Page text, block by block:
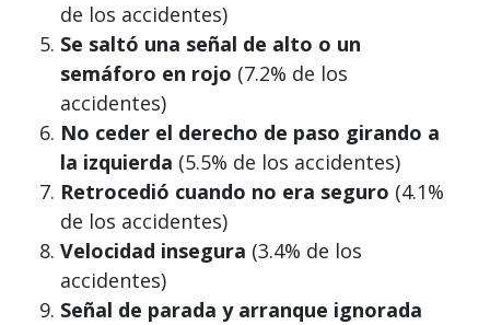
de los accidentes)
Se saltó una señal de alto o un
semáforo en rojo (7.2% de los
accidentes)
No ceder el derecho de paso girando a
la izquierda (5.5% de los accidentes)
Retrocedió cuando no era seguro (4.1%
de los accidentes)
Velocidad insegura (3.4% de los
accidentes)
Señal de parada y arranque ignorada